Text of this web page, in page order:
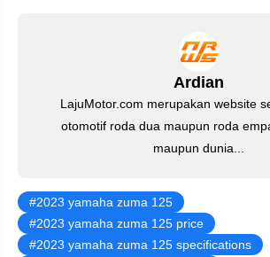
Ardian
LajuMotor.com merupakan website
otomotif roda dua maupun roda
maupun dunia...
2023 yamaha zuma 125
2023 yamaha zuma 125 price
2023 yamaha zuma 125 specifications